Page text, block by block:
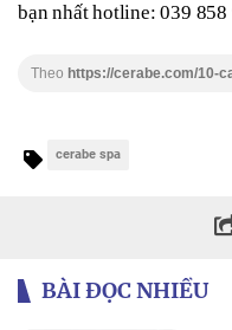
bạn nhất hotline: 039 858
Theo https://cerabe.com/10-
cerabe spa
BÀI ĐỌC NHIỀU